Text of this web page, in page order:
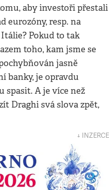
aby investoři přestali
eurozóny, resp. na
Pokud to tak
toho, kam jsme se
jasně
banky, je opravdu
spasit. A je více než
Draghi svá slova zpět,
↓ INZERCE